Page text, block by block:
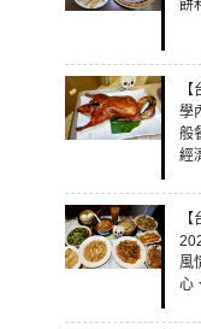
餅
學
般
經
風
心